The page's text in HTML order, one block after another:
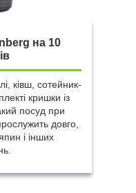
на 10
ківш, сотейник-
кришки із
посуд при
довго,
і інших